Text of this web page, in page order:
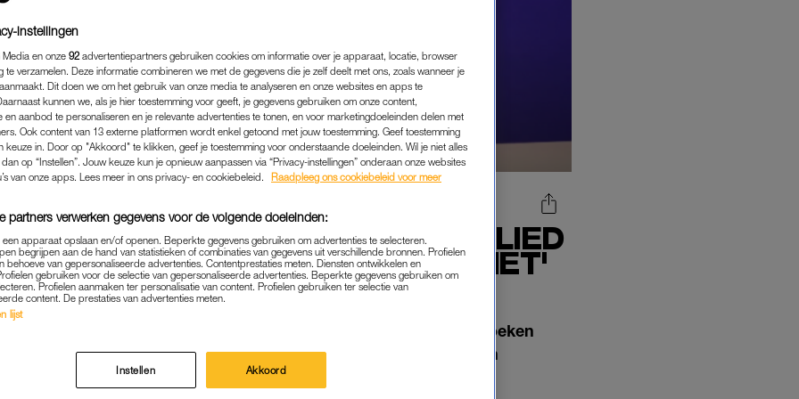
PRESENTATOREN MAKEN LIED
'IK WAS HET NIET'
21-11-2020 | LOTTE KUIPERS
gingen deze week van start. Doel is om uit te zoeken
misstanden. In ‘Even tot hier’ doen de presentatoren alvast een
‘Ik was het niet’.
instellingen
en onze 92 advertentiepartners gebruiken cookies om informatie over je apparaat, locatie, browser
te verzamelen. Deze informatie combineren we met de gegevens die je zelf deelt met ons, zoals wanneer je
Dit doen we om het gebruik van onze media te analyseren en onze websites en apps te
kunnen we, als je hier toestemming voor geeft, je gegevens gebruiken om onze content,
en aanbod te personaliseren en je relevante advertenties te tonen, en voor marketingdoeleinden delen met
Ook content van 13 externe platformen wordt enkel getoond met jouw toestemming. Geef toestemming
keuze in. Door op "Akkoord" te klikken, geef je toestemming voor onderstaande doeleinden. Wil je niet alles
op “Instellen”. Jouw keuze kun je opnieuw aanpassen via “Privacy-instellingen” onderaan onze websites
van onze apps. Lees meer in ons privacy- en cookiebeleid.
Raadpleeg ons cookiebeleid voor meer
partners verwerken gegevens voor de volgende doeleinden:
apparaat opslaan en/of openen. Beperkte gegevens gebruiken om advertenties te selecteren.
begrijpen aan de hand van statistieken of combinaties van gegevens uit verschillende bronnen. Profielen
behoeve van gepersonaliseerde advertenties. Contentprestaties meten. Diensten ontwikkelen en
gebruiken voor de selectie van gepersonaliseerde advertenties. Beperkte gegevens gebruiken om
Profielen aanmaken ter personalisatie van content. Profielen gebruiken ter selectie van
content. De prestaties van advertenties meten.
lijst
Instellen Akkoord